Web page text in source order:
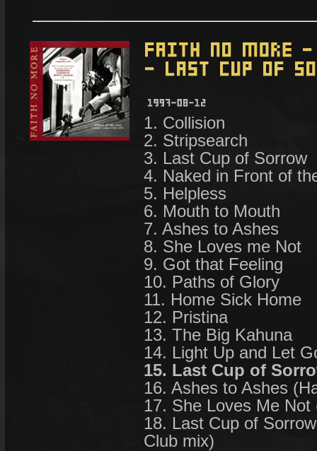
1. Collision
2. Stripsearch
3. Last Cup of Sorrow
4. Naked in Front of
5. Helpless
6. Mouth to Mouth
7. Ashes to Ashes
8. She Loves me Not
9. Got that Feeling
10. Paths of Glory
11. Home Sick Home
12. Pristina
13. The Big Kahuna
14. Light Up and Let
15. Last Cup of
16. Ashes to Ashes
17. She Loves Me
18. Last Cup of
Club mix)